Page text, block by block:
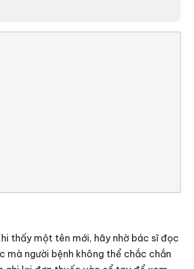
thấy một tên mới, hãy nhờ bác sĩ đọc
mà người bệnh không thể chắc chắn